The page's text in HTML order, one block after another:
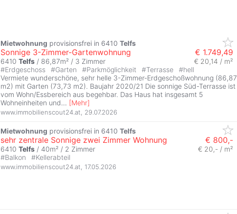
Mietwohnung provisionsfrei in 6410 Telfs
Sonnige 3-Zimmer-Gartenwohnung € 1.749,49
6410 Telfs / 86,87m² / 3 Zimmer
€ 20,14 / m²
#Erdgeschoss #Garten #Parkmöglichkeit #Terrasse #hell
Vermiete wunderschöne, sehr helle 3-Zimmer-Erdgeschoßwohnung (86,87
m2) mit Garten (73,73 m2). Baujahr 2020/21 Die sonnige Süd-Terrasse ist
vom Wohn/Essbereich aus begehbar. Das Haus hat insgesamt 5
Wohneinheiten und... [Mehr]
www.immobilienscout24.at 29.07.2026
Mietwohnung provisionsfrei in 6410 Telfs
sehr zentrale Sonnige zwei Zimmer Wohnung € 800,-
6410 Telfs / 40m² / 2 Zimmer
€ 20,- / m²
#Balkon #Kellerabteil
www.immobilienscout24.at 17.05.2026